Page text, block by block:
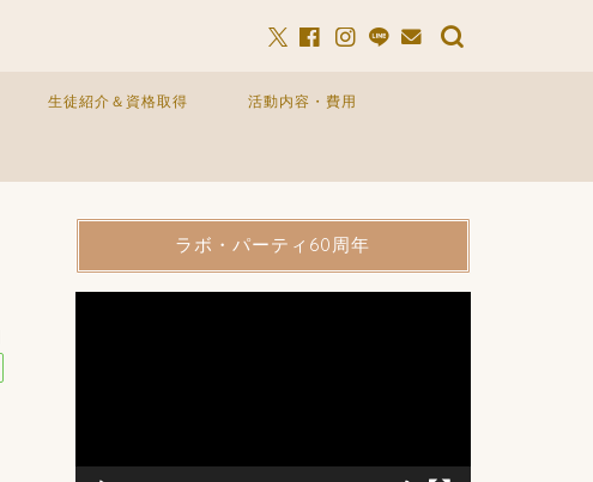
生徒紹介＆資格取得 活動内容・費用
ラボ・パーティ60周年